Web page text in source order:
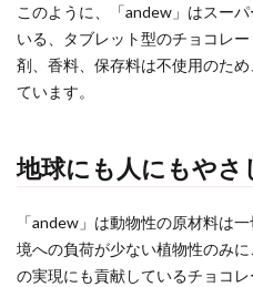
このように、「andew」はスー
いる、タブレット型のチョコレ
剤、香料、保存料は不使用のた
ています。
地球にも人にもや
「andew」は動物性の原材料は
境への負荷が少ない植物性のみ
の実現にも貢献しているチョコレ